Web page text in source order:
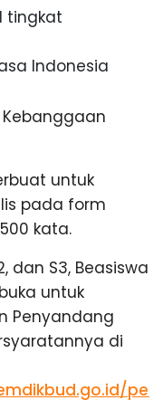
tingkat
Indonesia
Kebanggaan
untuk
pada form
kata.
dan S3, Beasiswa
untuk
Penyandang
di